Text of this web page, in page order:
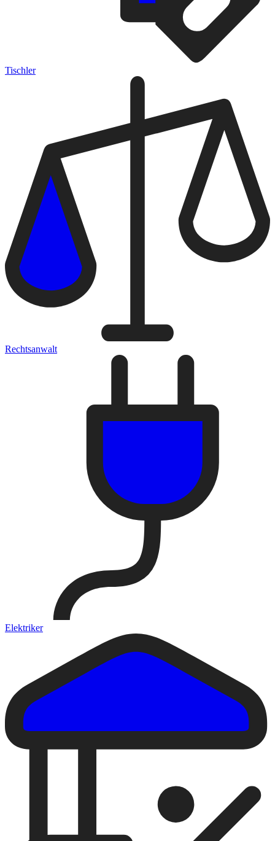
Tischler
Rechtsanwalt
Elektriker